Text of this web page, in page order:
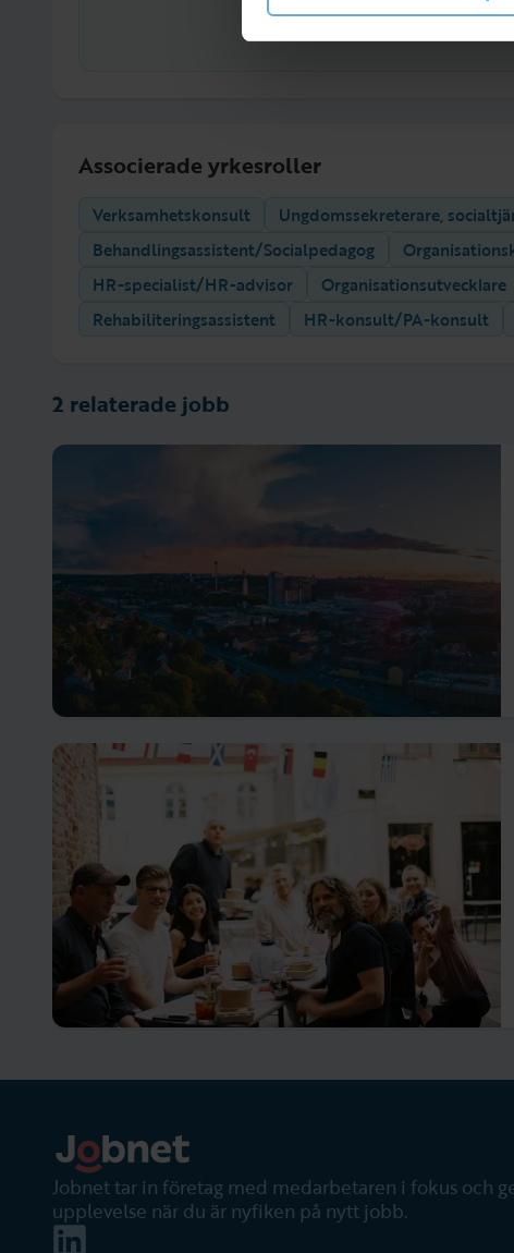
Associerade yrkesroller
Verksamhetskonsult
Ungdomssekreterare,
Behandlingsassistent/Socialpedagog
HR-specialist/HR-advisor
Organisationsutvecklare
Rehabiliteringsassistent
HR-konsult/PA-konsult
2 relaterade jobb
Jobnet tar in företag med medarbetaren i fokus och
upplevelse när du är nyfiken på nytt jobb.